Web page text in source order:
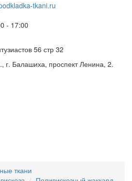
tkani.ru
- 17:00
56 стр 32
г. Балашиха, проспект Ленина, 2.
ткани